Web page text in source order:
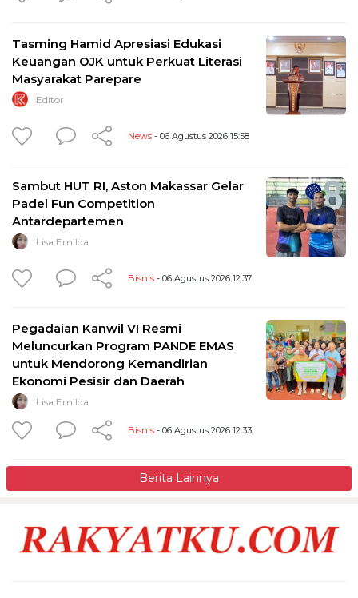
Tasming Hamid Apresiasi Edukasi
Keuangan OJK untuk Perkuat Literasi
Masyarakat Parepare
Editor
News - 06 Agustus 2026 15:58
Sambut HUT RI, Aston Makassar Gelar
Padel Fun Competition
Antardepartemen
Lisa Emilda
Bisnis - 06 Agustus 2026 12:37
Pegadaian Kanwil VI Resmi
Meluncurkan Program PANDE EMAS
untuk Mendorong Kemandirian
Ekonomi Pesisir dan Daerah
Lisa Emilda
Bisnis - 06 Agustus 2026 12:33
Berita Lainnya